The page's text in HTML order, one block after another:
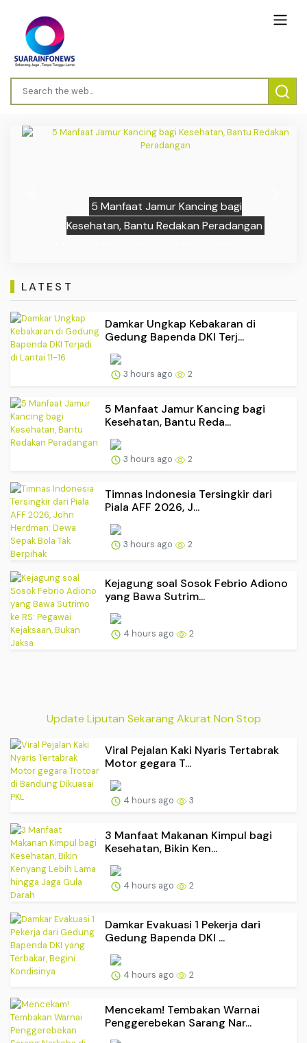
5 Manfaat Jamur Kancing bagi
Kesehatan, Bantu Redakan Peradangan
LATEST
Damkar Ungkap Kebakaran di
Gedung Bapenda DKI Terj...
3 hours ago 2
5 Manfaat Jamur Kancing bagi
Kesehatan, Bantu Reda...
3 hours ago 2
Timnas Indonesia Tersingkir dari
Piala AFF 2026, J...
3 hours ago 2
Kejagung soal Sosok Febrio Adiono
yang Bawa Sutrim...
4 hours ago 2
Update Liputan Sekarang Akurat Non Stop
Viral Pejalan Kaki Nyaris Tertabrak
Motor gegara T...
4 hours ago 3
3 Manfaat Makanan Kimpul bagi
Kesehatan, Bikin Ken...
4 hours ago 2
Damkar Evakuasi 1 Pekerja dari
Gedung Bapenda DKI ...
4 hours ago 2
Mencekam! Tembakan Warnai
Penggerebekan Sarang Nar...